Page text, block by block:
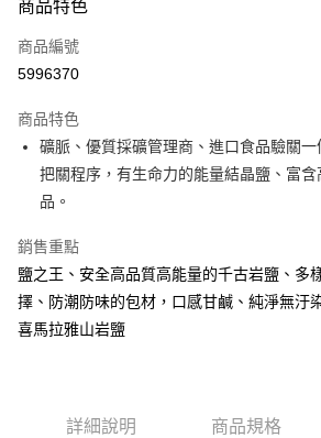
信用卡一次付款
LINE Pay
街口支付
悠遊付
運送方式
宅配通
每筆NT$120，滿NT$2,000(含以上)免運費
商品特色
商品編號
5996370
商品特色
礦脈、優質採礦管理商、進口食品驗關
把關程序，有生命力的能量結晶鹽、富
品。
銷售重點
鹽之王、安全高品質高能量的千古岩鹽、多
擇、防潮防味的包材，口感甘鹹、純淨無汙
喜馬拉雅山岩鹽
詳細說明 商品規格